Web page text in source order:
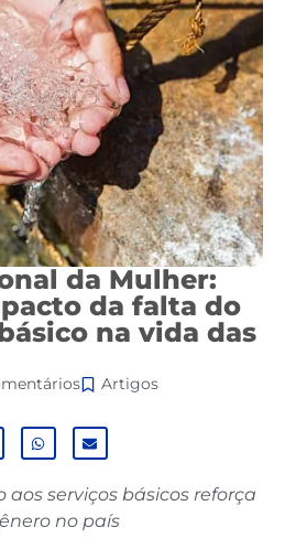
da Mulher:
da falta do
na vida das
Artigos
aos serviços básicos reforça
no país